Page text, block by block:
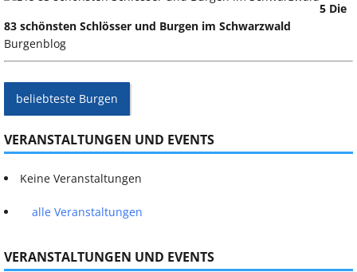
5 Die
83 schönsten Schlösser und Burgen im Schwarzwald
Burgenblog
beliebteste Burgen
VERANSTALTUNGEN UND EVENTS
Keine Veranstaltungen
alle Veranstaltungen
VERANSTALTUNGEN UND EVENTS